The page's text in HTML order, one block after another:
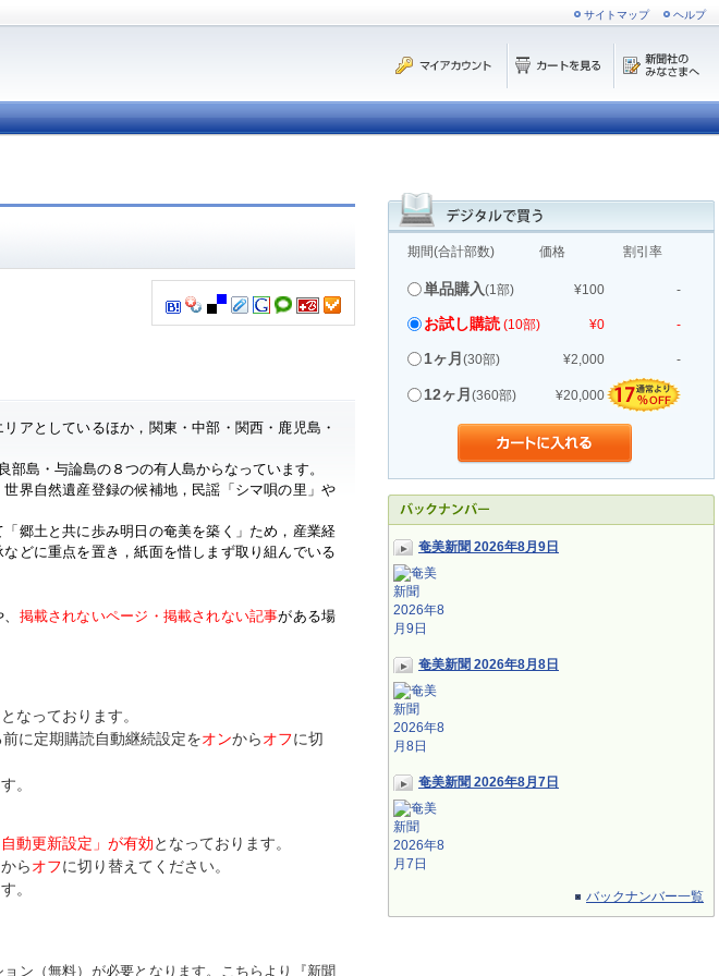
サイトマップ ヘルプ
期間(合計部数) 価格 割引率
単品購入(1部) ¥100 -
お試し購読 (10部) ¥0 -
1ヶ月 (30部) ¥2,000 -
12ヶ月 (360部) ¥20,000
奄美新聞 2026年8月9日
奄美新聞 2026年8月8日
奄美新聞 2026年8月7日
バックナンバー一覧
アとしているほか，関東・中部・関西・鹿児島・
島・与論島の８つの有人島からなっています。
界自然遺産登録の候補地，民謡「シマ唄の里」や
郷土と共に歩み明日の奄美を築く」ため，産業経
どに重点を置き，紙面を惜しまず取り組んでいる
掲載されないページ・掲載されない記事がある場
となっております。
に定期購読自動継続設定をオンからオフに切
。
動更新設定」が有効となっております。
からオフに切り替えてください。
。
ン（無料）が必要となります。 こちらより『新聞